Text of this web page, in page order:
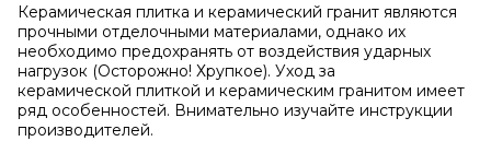
Керамическая плитка и керамический гранит являются
прочными отделочными материалами, однако их
необходимо предохранять от воздействия ударных
нагрузок (Осторожно! Хрупкое). Уход за
керамической плиткой и керамическим гранитом имеет
ряд особенностей. Внимательно изучайте инструкции
производителей.